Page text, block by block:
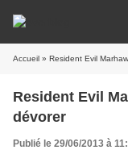
Accueil » Resident Evil
Resident Evil
dévorer
Publié le 29/06/2013 à